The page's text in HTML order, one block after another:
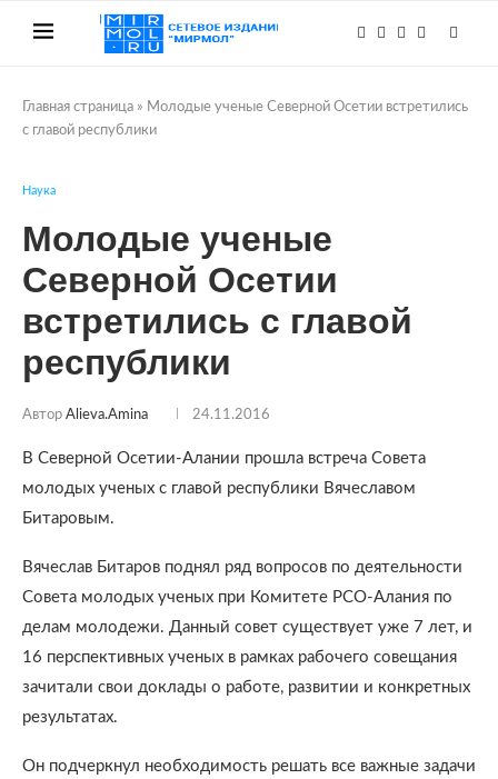
Главная страница » Молодые ученые Северной Осетии встретились
с главой республики
Наука
Молодые ученые
Северной Осетии
встретились с главой
республики
Автор Alieva.amina 24.11.2016
В Северной Осетии-Алании прошла встреча Совета
молодых ученых с главой республики Вячеславом
Битаровым.
Вячеслав Битаров поднял ряд вопросов по деятельности
Совета молодых ученых при Комитете РСО-Алания по
делам молодежи. Данный совет существует уже 7 лет, и
16 перспективных ученых в рамках рабочего совещания
зачитали свои доклады о работе, развитии и конкретных
результатах.
Он подчеркнул необходимость решать все важные задачи